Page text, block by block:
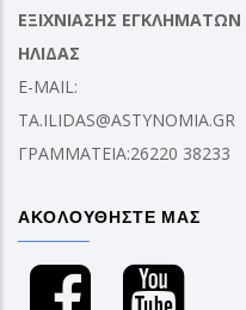
ΕΞΙΧΝΙΑΣΗΣ ΕΓΚΛΗΜΑΤΩΝ
ΗΛΙΔΑΣ
E-MAIL:
TA.ILIDAS@ASTYNOMIA.GR
ΓΡΑΜΜΑΤΕΙΑ:26220 38233
ΑΚΟΛΟΥΘΗΣΤΕ ΜΑΣ